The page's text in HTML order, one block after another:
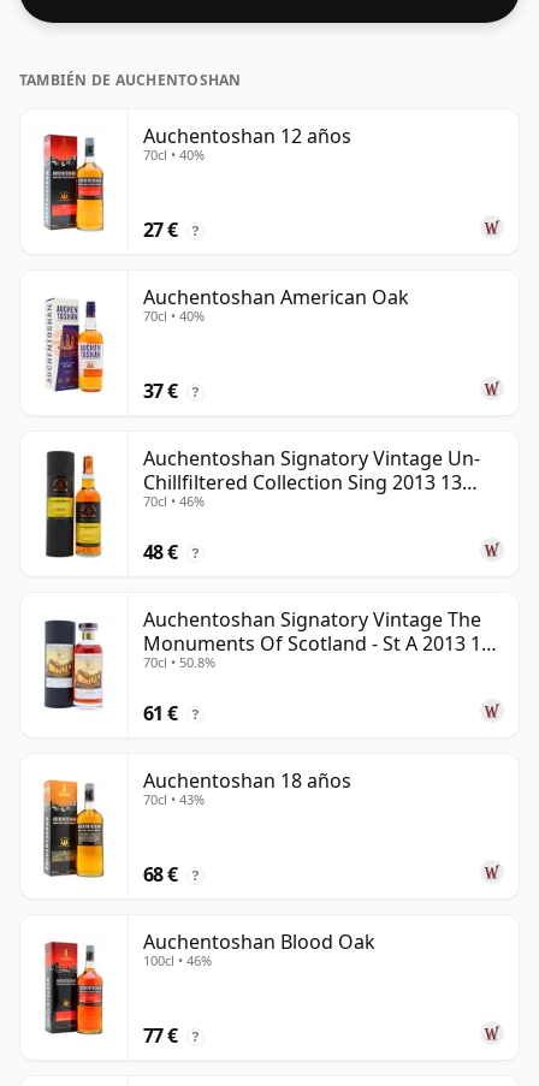
TAMBIÉN DE AUCHENTOSHAN
Auchentoshan 12 años
70cl • 40%
27 € ?
Auchentoshan American Oak
70cl • 40%
37 € ?
Auchentoshan Signatory Vintage Un-
Chillfiltered Collection Sing 2013 13
años
70cl • 46%
48 € ?
Auchentoshan Signatory Vintage The
Monuments Of Scotland - St A 2013 13
años
70cl • 50.8%
61 € ?
Auchentoshan 18 años
70cl • 43%
68 € ?
Auchentoshan Blood Oak
100cl • 46%
77 € ?